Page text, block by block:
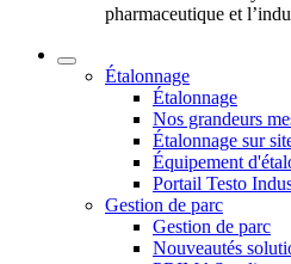
pharmaceutique et
Étalonnage
Étalonnage
Nos grandeurs
Étalonnage sur
Équipement
Portail Testo
Gestion de parc
Gestion de parc
Nouveautés